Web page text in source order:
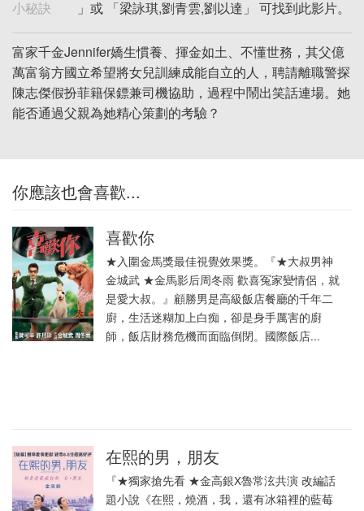
小秘訣
」或 「梁詠琪,劉青雲,劉以達」 可找到此影片。
富家千金Jennifer嬌生慣養、揮金如土、不懂世務，其父億
萬富翁方國立希望將女兒訓練成能自立的人，聘請離職警探
陳志傑假扮菲籍保鏢兼司機協助，過程中鬧出笑話連場。她
能否通過父親為她精心策劃的考驗？
你應該也會喜歡...
喜歡你
★入圍金馬獎最佳視覺效果獎。『★大叔男神
金城武 ★金馬影后周冬雨 歡喜冤家變情侶，就
是愛大叔。』顧勝男是高級飯店餐廳的千年二
廚，生活迷糊加上白痴，卻是身手厲害的廚
師，飯店財務危機而面臨倒閉。國際飯店...
在熙的男，朋友
『★獨家搶先看 ★金高銀X魯常泫共演 改編話
題小說《在熙，燒酒，我，還有冰箱裡的藍莓